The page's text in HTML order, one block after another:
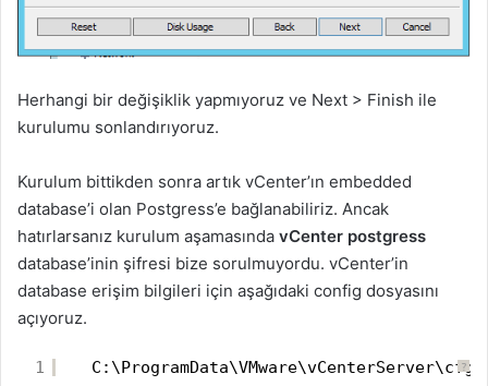
Herhangi bir değişiklik yapmıyoruz ve Next > Finish ile
kurulumu sonlandırıyoruz.
Kurulum bittikden sonra artık vCenter’ın embedded
database’i olan Postgress’e bağlanabiliriz. Ancak
hatırlarsanız kurulum aşamasında vCenter postgress
database’inin şifresi bize sorulmuyordu. vCenter’in
database erişim bilgileri için aşağıdaki config dosyasını
açıyoruz.
?
1